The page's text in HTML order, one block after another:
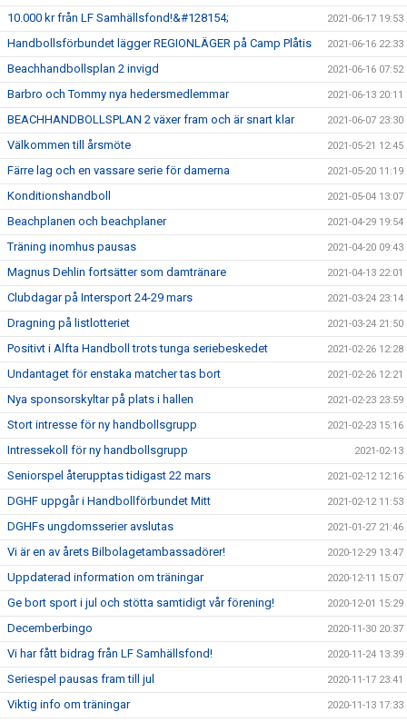
10.000 kr från LF Samhällsfond!&#128154; 2021-06-17 19:53
Handbollsförbundet lägger REGIONLÄGER på Camp Plåtis 2021-06-16 22:33
Beachhandbollsplan 2 invigd 2021-06-16 07:52
Barbro och Tommy nya hedersmedlemmar 2021-06-13 20:11
BEACHHANDBOLLSPLAN 2 växer fram och är snart klar 2021-06-07 23:30
Välkommen till årsmöte 2021-05-21 12:45
Färre lag och en vassare serie för damerna 2021-05-20 11:19
Konditionshandboll 2021-05-04 13:07
Beachplanen och beachplaner 2021-04-29 19:54
Träning inomhus pausas 2021-04-20 09:43
Magnus Dehlin fortsätter som damtränare 2021-04-13 22:01
Clubdagar på Intersport 24-29 mars 2021-03-24 23:14
Dragning på listlotteriet 2021-03-24 21:50
Positivt i Alfta Handboll trots tunga seriebeskedet 2021-02-26 12:28
Undantaget för enstaka matcher tas bort 2021-02-26 12:21
Nya sponsorskyltar på plats i hallen 2021-02-23 23:59
Stort intresse för ny handbollsgrupp 2021-02-23 15:16
Intressekoll för ny handbollsgrupp 2021-02-13
Seniorspel återupptas tidigast 22 mars 2021-02-12 12:16
DGHF uppgår i Handbollförbundet Mitt 2021-02-12 11:53
DGHFs ungdomsserier avslutas 2021-01-27 21:46
Vi är en av årets Bilbolagetambassadörer! 2020-12-29 13:47
Uppdaterad information om träningar 2020-12-11 15:07
Ge bort sport i jul och stötta samtidigt vår förening! 2020-12-01 15:29
Decemberbingo 2020-11-30 20:37
Vi har fått bidrag från LF Samhällsfond! 2020-11-24 13:39
Seriespel pausas fram till jul 2020-11-17 23:41
Viktig info om träningar 2020-11-13 17:33